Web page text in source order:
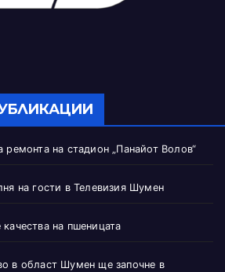
ремонта на стадион „Панайот Волов“
на гости в Телевизия Шумен
на пшеницата
в област Шумен ще започне в